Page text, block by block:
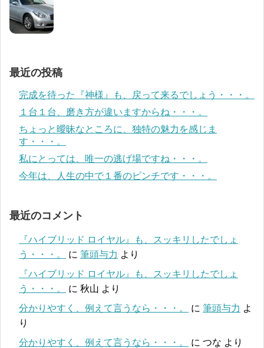
最近の投稿
完成を待った『神様』も、戻って来るでしょう・・・。
１台１台、磨き方が違いますからね・・・。
ちょっと曖昧なところに、独特の魅力を感じま
す・・・。
私にとっては、唯一の逃げ場ですね・・・。
今年は、人生の中で１番のピンチです・・・。
最近のコメント
『ハイブリッド ロイヤル』も、スッキリしたでしょ
う・・・。
に 筆頭与力 より
『ハイブリッド ロイヤル』も、スッキリしたでしょ
う・・・。
に 秋山 より
分かりやすく、例えて言うなら・・・。
に 筆頭与力 よ
り
分かりやすく、例えて言うなら・・・。
に つな より